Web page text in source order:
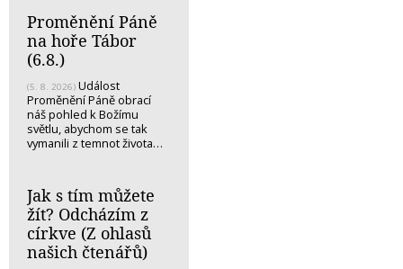
Proměnění Páně
na hoře Tábor
(6.8.)
(5. 8. 2026) Událost
Proměnění Páně obrací
náš pohled k Božímu
světlu, abychom se tak
vymanili z temnot života…
Jak s tím můžete
žít? Odcházím z
církve (Z ohlasů
našich čtenářů)